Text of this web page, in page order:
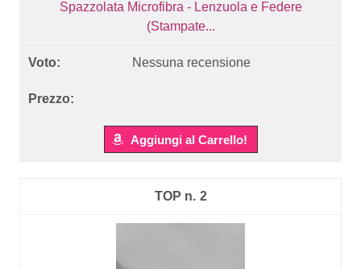
Spazzolata Microfibra - Lenzuola e Federe
(Stampate...
Nessuna recensione
Aggiungi al Carrello!
2